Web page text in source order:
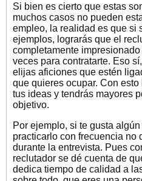
Si bien es cierto que estas
muchos casos no pueden
empleo, la realidad es que si
ejemplos, lograrás que el
completamente
veces para contratarte. Eso
elijas aficiones que estén
que quieres ocupar. Con
tus ideas y tendrás mayores
objetivo.
Por ejemplo, si te gusta
practicarlo con frecuencia no
durante la entrevista. Pues
reclutador se dé cuenta de
dedica tiempo de calidad a